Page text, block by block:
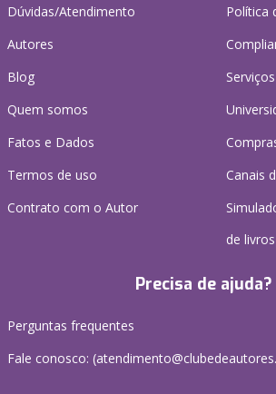
Dúvidas/Atendimento
Autores
Blog
Quem somos
Fatos e Dados
Termos de uso
Contrato com o Autor
Política
Canais
de livros
Precisa de ajuda?
Perguntas frequentes
Fale conosco: